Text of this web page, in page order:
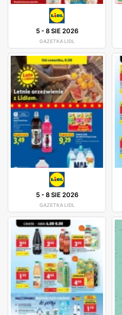
5-8 SIE 2026
GAZETKA LIDL
5-8 SIE 2026
GAZETKA LIDL